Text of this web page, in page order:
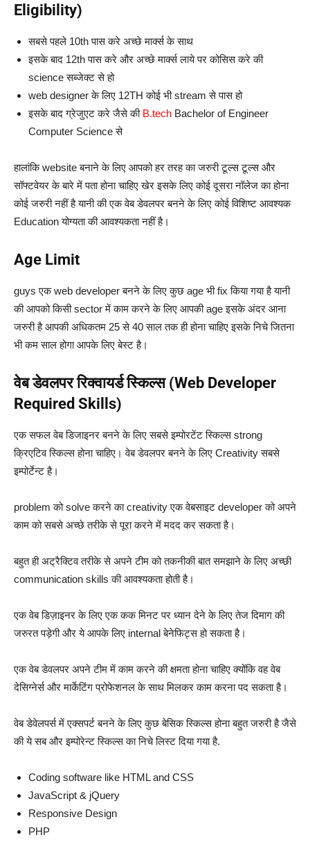
Eligibility)
सबसे पहले 10th पास करे अच्छे मार्क्स के साथ
इसके बाद 12th पास करे और अच्छे मार्क्स लाये पर कोसिस करे की
science सब्जेक्ट से हो
web designer के लिए 12TH कोई भी stream से पास हो
इसके बाद ग्रेजुएट करे जैसे की B.tech Bachelor of Engineer
Computer Science से
हालांकि website बनाने के लिए आपको हर तरह का जरुरी टूल्स टूल्स और
सॉफ्टवेयर के बारे में पता होना चाहिए खेर इसके लिए कोई दूसरा नॉलेज का होना
कोई जरुरी नहीं है यानी की एक वेब डेवलपर बनने के लिए कोई विशिष्ट आवश्यक
Education योग्यता की आवश्यकता नहीं है।
Age Limit
guys एक web developer बनने के लिए कुछ age भी fix किया गया है यानी
की आपको किसी sector में काम करने के लिए आपकी age इसके अंदर आना
जरुरी है आपकी अधिकतम 25 से 40 साल तक ही होना चाहिए इसके निचे जितना
भी कम साल होगा आपके लिए बेस्ट है।
वेब डेवलपर रिक्वायर्ड स्किल्स (Web Developer
Required Skills)
एक सफल वेब डिजाइनर बनने के लिए सबसे इम्पोरटेंट स्किल्स strong
क्रिएटिव स्किल्स होना चाहिए। वेब डेवलपर बनने के लिए Creativity सबसे
इम्पोर्टेन्ट है।
problem को solve करने का creativity एक वेबसाइट developer को अपने
काम को सबसे अच्छे तरीके से पूरा करने में मदद कर सकता है।
बहुत ही अट्रैक्टिव तरीके से अपने टीम को तकनीकी बात समझाने के लिए अच्छी
communication skills की आवश्यकता होती है।
एक वेब डिज़ाइनर के लिए एक कक मिनट पर ध्यान देने के लिए तेज दिमाग की
जरुरत पड़ेगी और ये आपके लिए internal बेनेफिट्स हो सकता है।
एक वेब डेवलपर अपने टीम में काम करने की क्षमता होना चाहिए क्योंकि वह वेब
देसिग्नेर्स और मार्केटिंग प्रोफेशनल के साथ मिलकर काम करना पद सकता है।
वेब डेवेलपर्स में एक्सपर्ट बनने के लिए कुछ बेसिक स्किल्स होना बहुत जरुरी है जैसे
की ये सब और इम्पोरेन्ट स्किल्स का निचे लिस्ट दिया गया है.
Coding software like HTML and CSS
JavaScript & jQuery
Responsive Design
PHP